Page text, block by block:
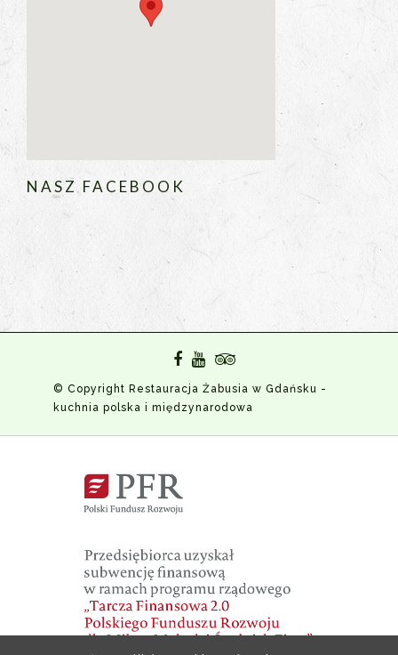
NASZ FACEBOOK
© Copyright Restauracja Żabusia w Gdańsku -
kuchnia polska i międzynarodowa